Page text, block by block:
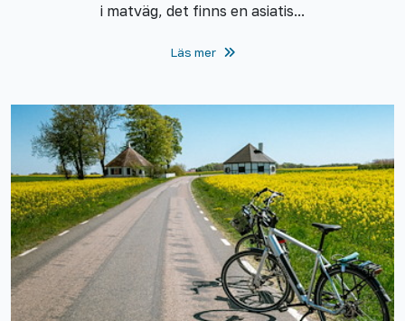
i matväg, det finns en asiatis...
Läs mer